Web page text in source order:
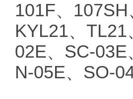
101F、
KYL21、
02E、SC-
N-05E、SO-